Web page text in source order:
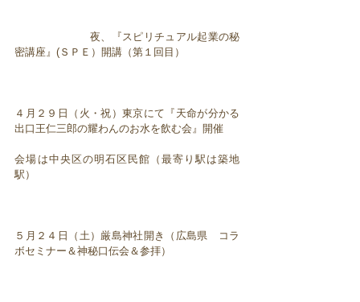
夜、『スピリチュアル起業の秘
密講座』(ＳＰＥ）開講（第１回目）
４月２９日（火・祝）東京にて『天命が分かる
出口王仁三郎の耀わんのお水を飲む会』開催
会場は中央区の明石区民館（最寄り駅は築地
駅）
５月２４日（土）厳島神社開き（広島県 コラ
ボセミナー＆神秘口伝会＆参拝）